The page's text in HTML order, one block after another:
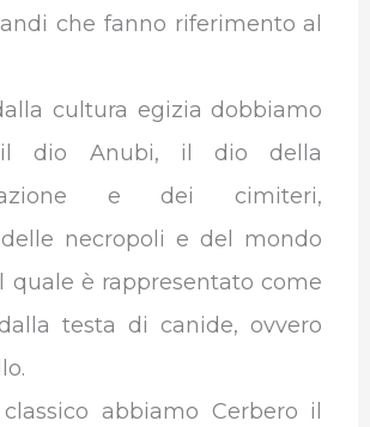
che fanno riferimento al
cultura egizia dobbiamo
il dio Anubi, il dio della
e dei cimiteri,
necropoli e del mondo
quale è rappresentato come
testa di canide, ovvero
abbiamo Cerbero il